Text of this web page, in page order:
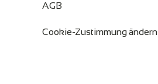
AGB
Cookie-Zustimmung ändern